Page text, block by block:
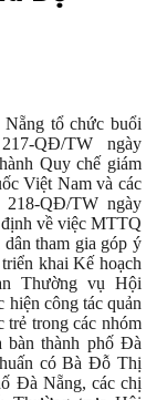
tổ chức buổi
QĐ/TW ngày
Quy chế giám
Việt Nam và các
QĐ/TW ngày
về việc MTTQ
tham gia góp ý
khai Kế hoạch
Thường vụ Hội
công tác quản
trẻ trong các nhóm
bàn thành phố Đà
có Bà Đỗ Thị
Đà Nẵng, các chị